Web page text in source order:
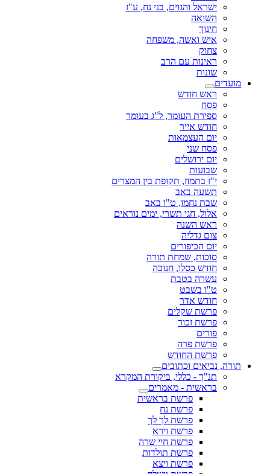
ישראל והגוים, בני נח, ע"ז
השואה
חינוך
איש ואשה, משפחה
צחוק
ראינות עם הרב
שונות
מועדים
ראש חודש
פסח
ספירת העומר, ל"ג בעומר
חודש אייר
יום העצמאות
פסח שני
יום ירושלים
שבועות
י"ז בתמוז, תקופת בין המצרים
תשעה באב
שבת נחמו, ט"ו באב
אלול, חגי תשרי, ימים נוראים
ראש השנה
צום גדליה
יום הכיפורים
סוכות, שמחת תורה
חודש כסלו, חנוכה
עשרה בטבת
ט"ו בשבט
חודש אדר
פרשת שקלים
פרשת זכור
פורים
פרשת פרה
פרשת החודש
תורה, נביאים וכתובים
תנ"ך - כללי, ביקורת המקרא
בראשית - מאמרים
פרשת בראשית
פרשת נח
פרשת לך לך
פרשת וירא
פרשת חיי שרה
פרשת תולדות
פרשת ויצא